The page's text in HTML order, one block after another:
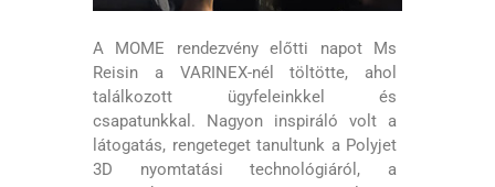
A MOME rendezvény előtti napot Ms
Reisin a VARINEX-nél töltötte, ahol
találkozott ügyfeleinkkel és
csapatunkkal. Nagyon inspiráló volt a
látogatás, rengeteget tanultunk a Polyjet
3D nyomtatási technológiáról, a